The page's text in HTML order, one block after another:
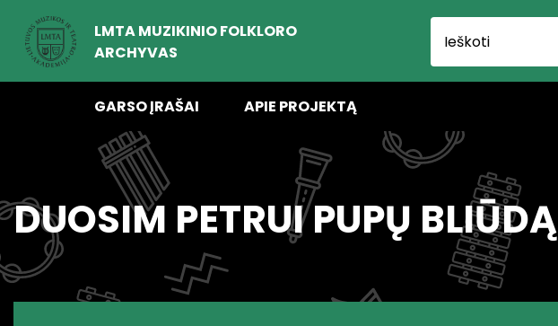
LMTA MUZIKINIO FOLKLORO
ARCHYVAS
GARSO ĮRAŠAI APIE PROJEKTĄ
DUOSIM PETRUI PUPŲ BLIŪDĄ